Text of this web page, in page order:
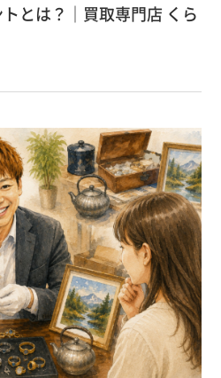
とは？｜買取専門店 くら